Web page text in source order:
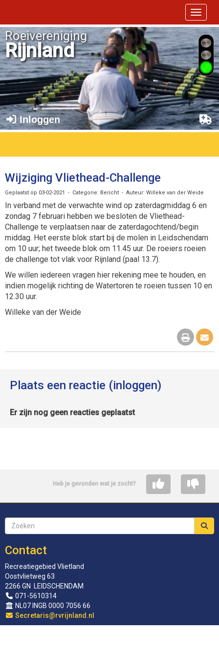
Toggle
Roeivereniging
Rijnland
Inloggen
Wijziging Vliethead-Challenge
Geplaatst op 03-02-2021 - Categorie: Bericht - Auteur: Willeke van der Weide
In verband met de verwachte wind op zaterdagmiddag 6 en
zondag 7 februari hebben we besloten de Vliethead-
Challenge te verplaatsen naar de zaterdagochtend/begin
middag. Het eerste blok start bij de molen in Leidschendam
om 10 uur; het tweede blok om 11.45 uur. De roeiers roeien
de challenge tot vlak voor Rijnland (paal 13.7).
We willen iedereen vragen hier rekening mee te houden, en
indien mogelijk richting de Watertoren te roeien tussen 10 en
12.30 uur.
Willeke van der Weide
Plaats een reactie (inloggen)
Er zijn nog geen reacties geplaatst
Heb je gevonden wat je zocht?
Contact
Recreatiegebied Vlietland
Oostvlietweg 63
2266 GN LEIDSCHENDAM
071-5610314
NL07 INGB 0000 7056 66
siraterceS@rvrijnland.nl